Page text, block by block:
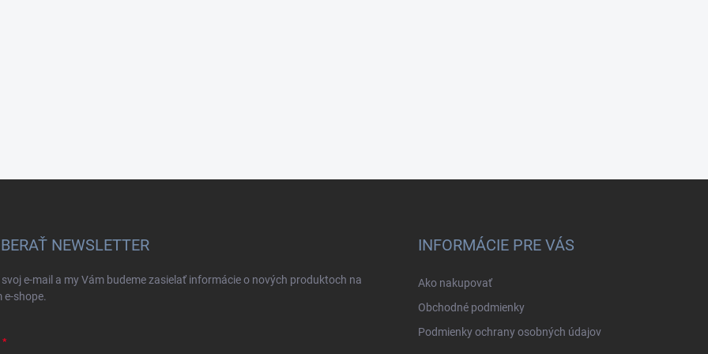
NEWSLETTER
e-mail a my Vám budeme zasielať informácie o nových produktoch na
e-shope.
INFORMÁCIE PRE VÁS
Ako nakupovať
Obchodné podmienky
Podmienky ochrany osobných údajov